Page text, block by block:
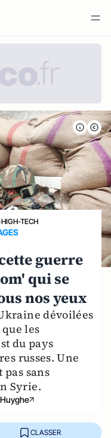
HIGH-TECH
guerre
qui se
nos yeux
dévoilées
les
du pays
russes. Une
pas sans
Syrie.
CLASSER